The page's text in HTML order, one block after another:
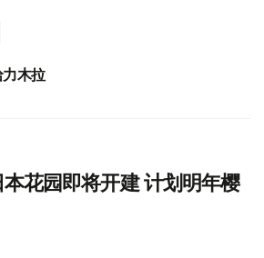
木拉
花园即将开建 计划明年樱